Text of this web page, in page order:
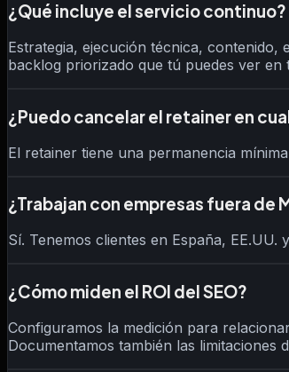
¿Qué incluye el servicio continuo?
Estrategia, ejecución técnica,
backlog priorizado que tú puedes ver en
¿Puedo cancelar el retainer en
El retainer tiene una permanencia
¿Trabajan con empresas fuera de
Sí. Tenemos clientes en España,
¿Cómo miden el ROI del SEO?
Configuramos la medición para
Documentamos también las limitaciones